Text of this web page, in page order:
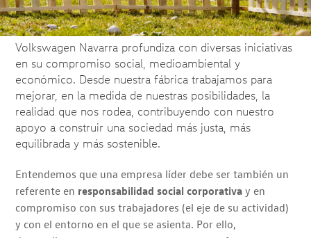
Volkswagen Navarra profundiza con diversas iniciativas
en su compromiso social, medioambiental y
económico. Desde nuestra fábrica trabajamos para
mejorar, en la medida de nuestras posibilidades, la
realidad que nos rodea, contribuyendo con nuestro
apoyo a construir una sociedad más justa, más
equilibrada y más sostenible.
Entendemos que una empresa líder debe ser también un
referente en responsabilidad social corporativa y en
compromiso con sus trabajadores (el eje de su actividad)
y con el entorno en el que se asienta. Por ello,